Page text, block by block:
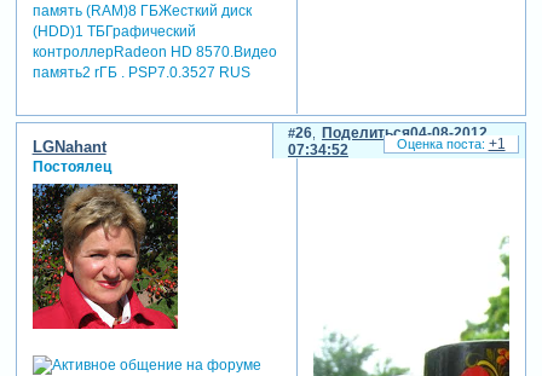
память (RAM)8 ГБЖесткий диск
(HDD)1 ТБГрафический
контроллерRadeon HD 8570.Видео
память2 rГБ . PSP7.0.3527 RUS
Поделиться
26
04-08-2012
07:34:52
LGNahant
Постоялец
+1